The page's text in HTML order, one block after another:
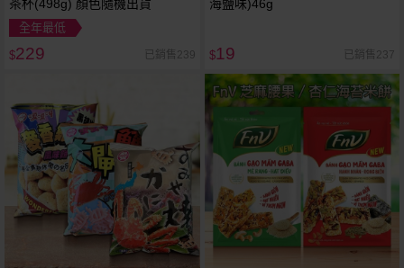
茶杯(498g) 顏色隨機出貨
全年最低
$229 已銷售239
海鹽味)46g
$19 已銷售237